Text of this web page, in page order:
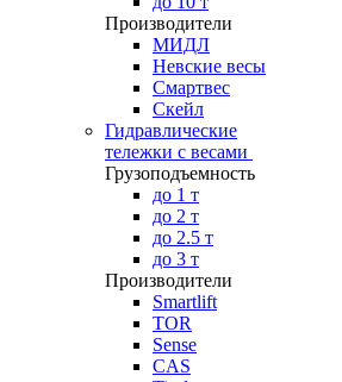
Производители
МИДЛ
Невские весы
Смартвес
Скейл
Гидравлические
тележки с весами
Грузоподъемность
до 1 т
до 2 т
до 2.5 т
до 3 т
Производители
Smartlift
TOR
Sense
CAS